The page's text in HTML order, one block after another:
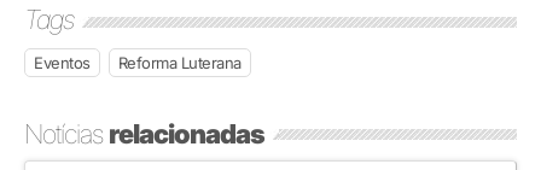
Tags
Eventos Reforma Luterana
Notíciasrelacionadas